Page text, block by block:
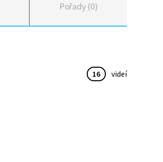
Pořady (0)
16 videí